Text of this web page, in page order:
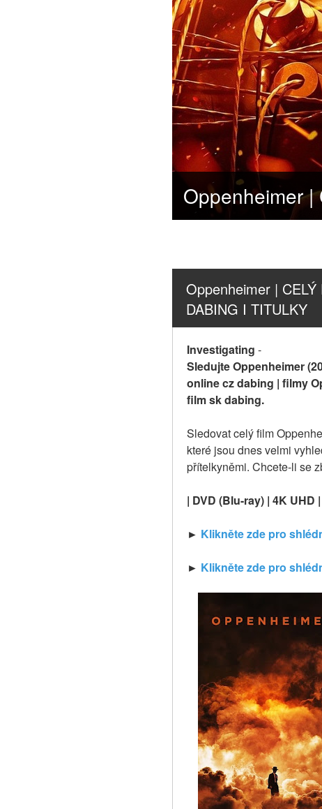
Oppenheimer |
DABING I TITULKY
Investigating -
Sledujte Oppenheimer
online cz dabing | filmy
film sk dabing.
Sledovat celý film
které jsou dnes velmi
přítelkyněmi. Chcete-li se
| DVD (Blu-ray) | 4K UHD
► Klikněte zde pro
► Klikněte zde pro